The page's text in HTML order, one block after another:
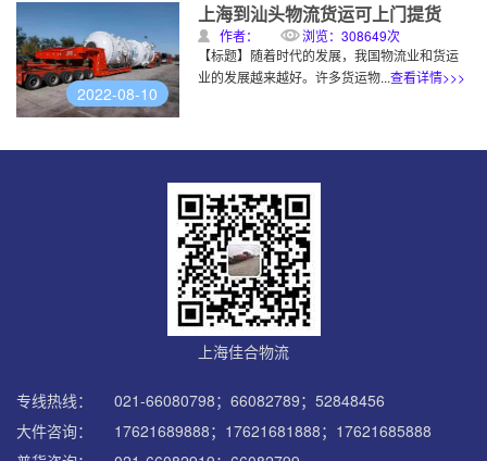
2022-08-10
上海到汕头物流货运可上门提货
作者：
浏览：308649次
【标题】随着时代的发展，我国物流业和货运
业的发展越来越好。许多货运物...查看详情>>>
上海佳合物流
专线热线：
021-66080798；66082789；52848456
大件咨询：
17621689888；17621681888；17621685888